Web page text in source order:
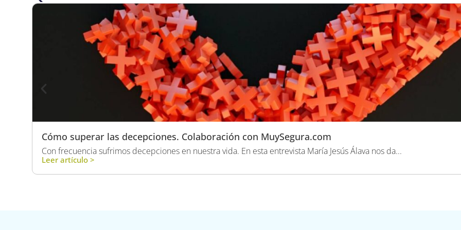
Cómo superar las decepciones. Colaboración con MuySegura.com
Con frecuencia sufrimos decepciones en nuestra vida. En esta entrevista María Jesús Álava nos da...
Leer artículo >